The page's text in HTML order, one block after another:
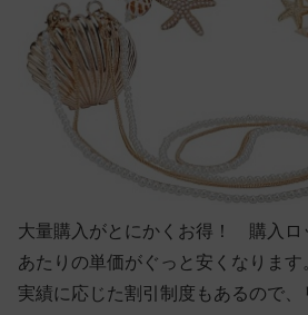
大量購入がとにかくお得！ 購入ロ
あたりの単価がぐっと安くなります
実績に応じた割引制度もあるので